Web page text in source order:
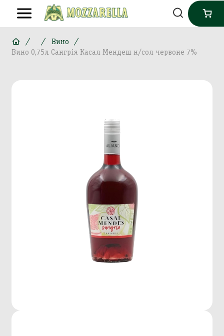
Вино
Вино 0,75л Сангрія Касал Мендеш н/сол червоне 7%